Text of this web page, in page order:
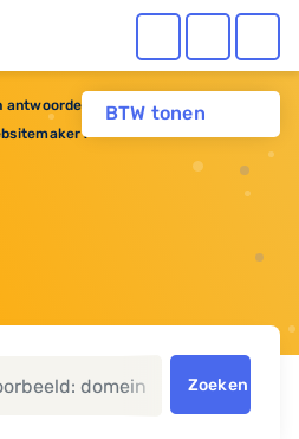
BTW tonen
antwoorden
Zoeken